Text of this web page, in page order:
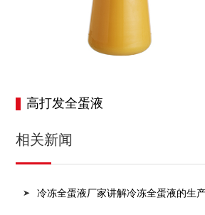
高打发全蛋液
相关新闻
冷冻全蛋液厂家讲解冷冻全蛋液的生